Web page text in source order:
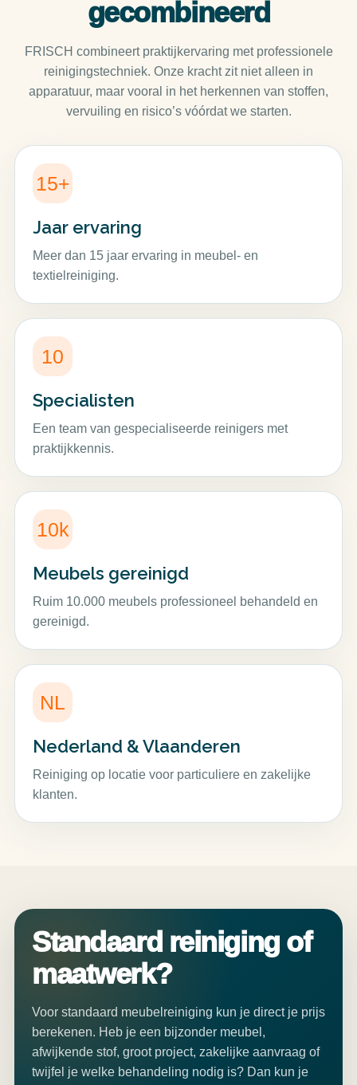
gecombineerd
FRISCH combineert praktijkervaring met professionele
reinigingstechniek. Onze kracht zit niet alleen in
apparatuur, maar vooral in het herkennen van stoffen,
vervuiling en risico’s vóórdat we starten.
15+
Jaar ervaring
Meer dan 15 jaar ervaring in meubel- en
textielreiniging.
10
Specialisten
Een team van gespecialiseerde reinigers met
praktijkkennis.
10k
Meubels gereinigd
Ruim 10.000 meubels professioneel behandeld en
gereinigd.
NL
Nederland & Vlaanderen
Reiniging op locatie voor particuliere en zakelijke
klanten.
Standaard reiniging of
maatwerk?
Voor standaard meubelreiniging kun je direct je prijs
berekenen. Heb je een bijzonder meubel,
afwijkende stof, groot project, zakelijke aanvraag of
twijfel je welke behandeling nodig is? Dan kun je